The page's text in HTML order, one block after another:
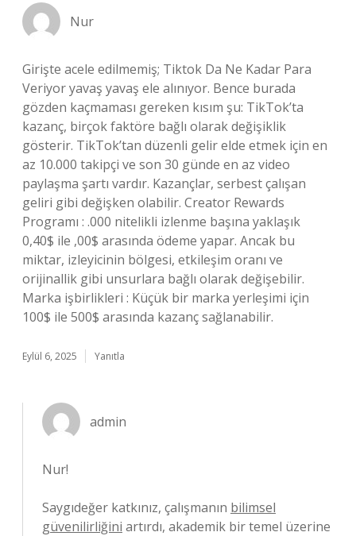
Nur
Girişte acele edilmemiş; Tiktok Da Ne Kadar Para
Veriyor yavaş yavaş ele alınıyor. Bence burada
gözden kaçmaması gereken kısım şu: TikTok’ta
kazanç, birçok faktöre bağlı olarak değişiklik
gösterir. TikTok’tan düzenli gelir elde etmek için en
az 10.000 takipçi ve son 30 günde en az video
paylaşma şartı vardır. Kazançlar, serbest çalışan
geliri gibi değişken olabilir. Creator Rewards
Programı : .000 nitelikli izlenme başına yaklaşık
0,40$ ile ,00$ arasında ödeme yapar. Ancak bu
miktar, izleyicinin bölgesi, etkileşim oranı ve
orijinallik gibi unsurlara bağlı olarak değişebilir.
Marka işbirlikleri : Küçük bir marka yerleşimi için
100$ ile 500$ arasında kazanç sağlanabilir.
Eylül 6, 2025 Yanıtla
admin
Nur!
Saygıdeğer katkınız, çalışmanın bilimsel
güvenilirliğini artırdı, akademik bir temel üzerine